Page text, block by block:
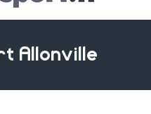
Allonville